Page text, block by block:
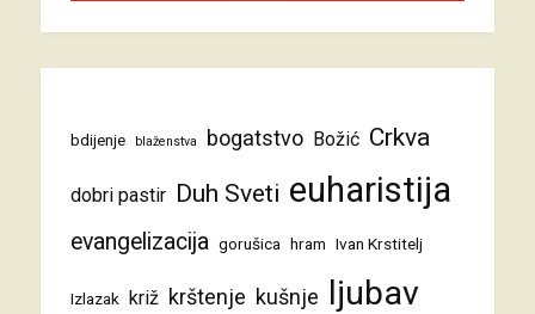
bdijenje blaženstva bogatstvo Božić Crkva
dobri pastir Duh Sveti euharistija
evangelizacija gorušica hram Ivan Krstitelj
Izlazak križ krštenje kušnje ljubav